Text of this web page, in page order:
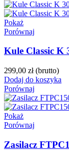
Pokaż
Porównaj
Kule Classic K
299,00 zł (brutto)
Dodaj do koszyka
Porównaj
Pokaż
Porównaj
Zasilacz